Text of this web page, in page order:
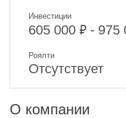
Инвестиции
605 000 ₽ - 975
Роялти
Отсутствует
О компании